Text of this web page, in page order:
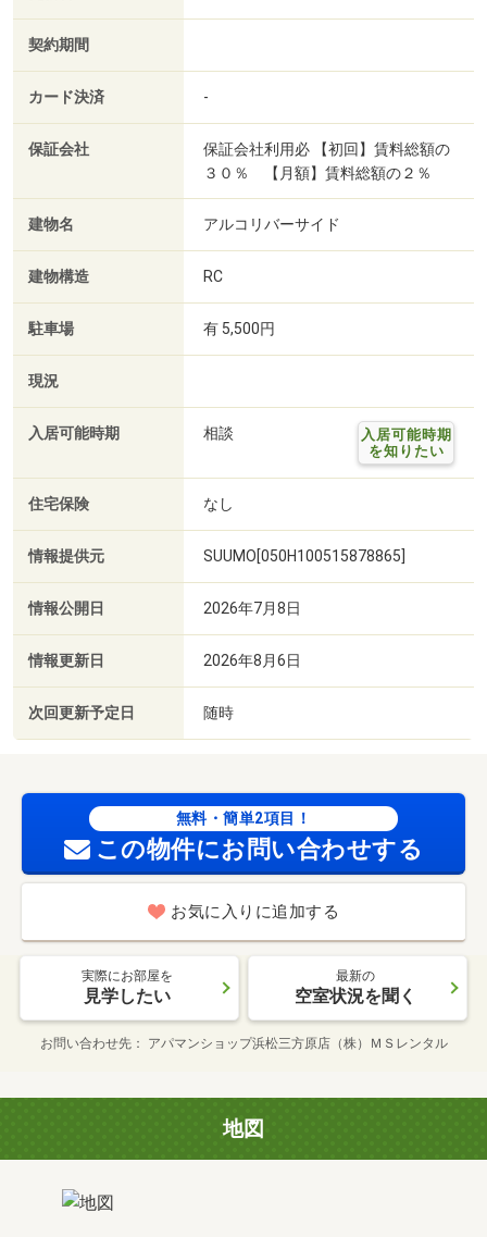
契約期間
カード決済 -
保証会社
保証会社利用必 【初回】賃料総額の
３０％ 【月額】賃料総額の２％
建物名 アルコリバーサイド
建物構造 RC
駐車場 有 5,500円
現況
入居可能時期 相談
入居可能時期
を知りたい
住宅保険 なし
情報提供元 SUUMO[050H100515878865]
情報公開日 2026年7月8日
情報更新日 2026年8月6日
次回更新予定日 随時
無料・簡単2項目！
この物件にお問い合わせする
お気に入りに追加する
実際にお部屋を
見学したい
最新の
空室状況を聞く
お問い合わせ先 アパマンショップ浜松三方原店（株）ＭＳレンタル
地図